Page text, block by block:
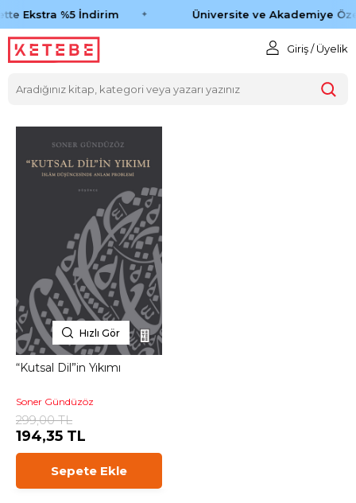
Ekstra %5 İndirim Üniversite ve Akademiye
Giriş / Üyelik
Hızlı Gör
“Kutsal Dil”in Yıkımı
Soner Gündüzöz
299,00 TL
194,35 TL
Sepete Ekle